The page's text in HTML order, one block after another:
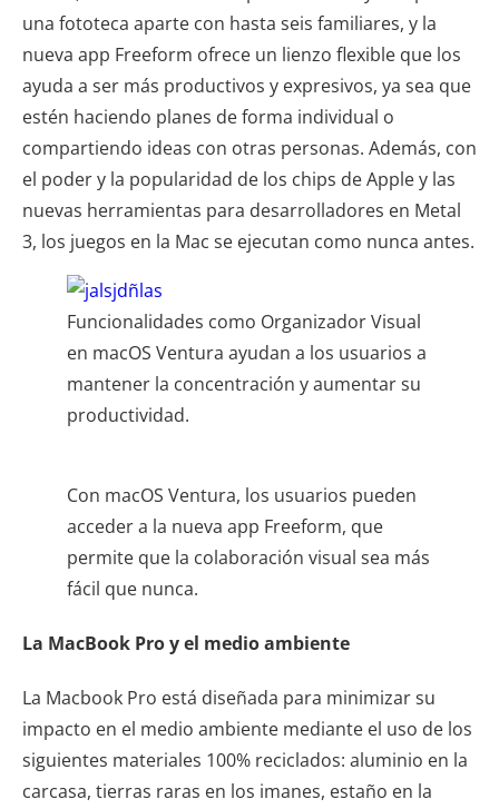
una fototeca aparte con hasta seis familiares, y la
nueva app Freeform ofrece un lienzo flexible que los
ayuda a ser más productivos y expresivos, ya sea que
estén haciendo planes de forma individual o
compartiendo ideas con otras personas. Además, con
el poder y la popularidad de los chips de Apple y las
nuevas herramientas para desarrolladores en Metal
3, los juegos en la Mac se ejecutan como nunca antes.
Funcionalidades como Organizador Visual
en macOS Ventura ayudan a los usuarios a
mantener la concentración y aumentar su
productividad.
Con macOS Ventura, los usuarios pueden
acceder a la nueva app Freeform, que
permite que la colaboración visual sea más
fácil que nunca.
La MacBook Pro y el medio ambiente
La Macbook Pro está diseñada para minimizar su
impacto en el medio ambiente mediante el uso de los
siguientes materiales 100% reciclados: aluminio en la
carcasa, tierras raras en los imanes, estaño en la